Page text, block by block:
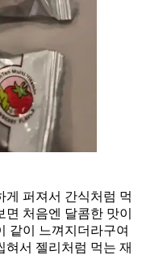
게 퍼져서 간식처럼 먹
처음엔 달콤한 맛이
같이 느껴지더라구여
혀서 젤리처럼 먹는 재